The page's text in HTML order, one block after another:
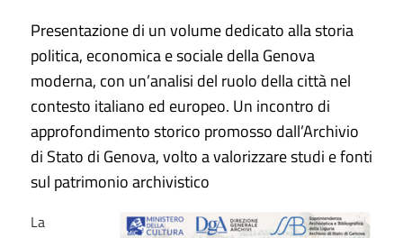
Presentazione di un volume dedicato alla storia
politica, economica e sociale della Genova
moderna, con un’analisi del ruolo della città nel
contesto italiano ed europeo. Un incontro di
approfondimento storico promosso dall’Archivio
di Stato di Genova, volto a valorizzare studi e fonti
sul patrimonio archivistico
La